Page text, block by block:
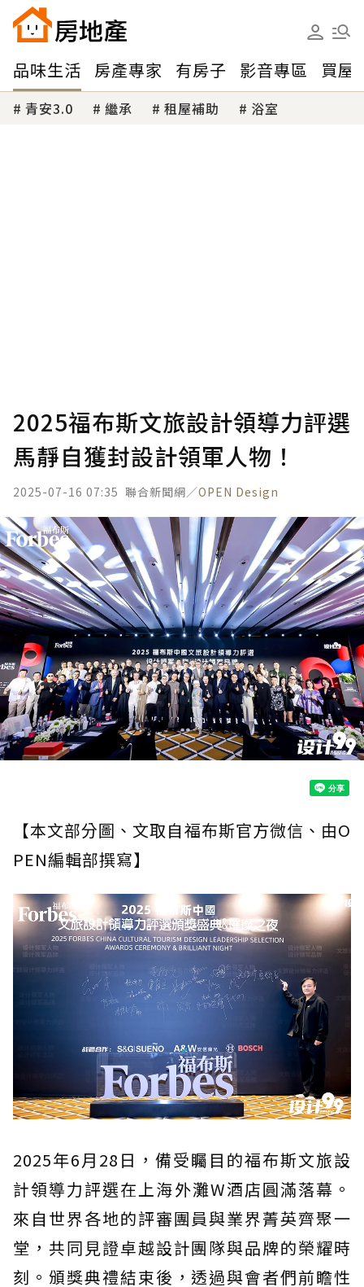
品味生活 房產專家 有房子 影音專區 買屋
青安3.0 繼承 租屋補助 浴室
2025福布斯文旅設計領導力評選
馬靜自獲封設計領軍人物！
2025-07-16 07:35 聯合新聞網／OPEN Design
【本文部分圖、文取自福布斯官方微信、由O
PEN編輯部撰寫】
2025年6月28日，備受矚目的福布斯文旅設
計領導力評選在上海外灘W酒店圓滿落幕。
來自世界各地的評審團員與業界菁英齊聚一
堂，共同見證卓越設計團隊與品牌的榮耀時
刻。頒獎典禮結束後，透過與會者們前瞻性